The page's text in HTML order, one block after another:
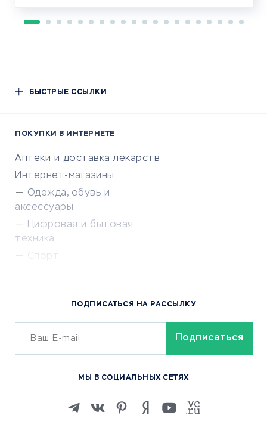
БЫСТРЫЕ ССЫЛКИ
ПОКУПКИ В ИНТЕРНЕТЕ
Аптеки и доставка лекарств
Интернет-магазины
Одежда, обувь и
аксессуары
Цифровая и бытовая
техника
Спорт
Сервисы доставки
ОБУЧЕНИЕ И РАБОТА
Изучение иностранных
ПОДПИСАТЬСЯ НА РАССЫЛКУ
МЫ В СОЦИАЛЬНЫХ СЕТЯХ